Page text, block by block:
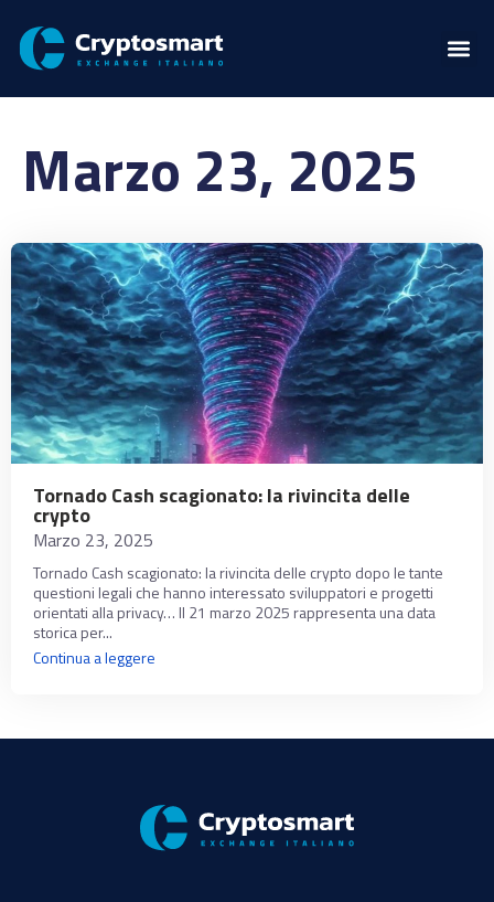
Marzo 23, 2025
Tornado Cash scagionato: la rivincita delle
crypto
Marzo 23, 2025
Tornado Cash scagionato: la rivincita delle crypto dopo le tante
questioni legali che hanno interessato sviluppatori e progetti
orientati alla privacy… Il 21 marzo 2025 rappresenta una data
storica per...
Continua a leggere